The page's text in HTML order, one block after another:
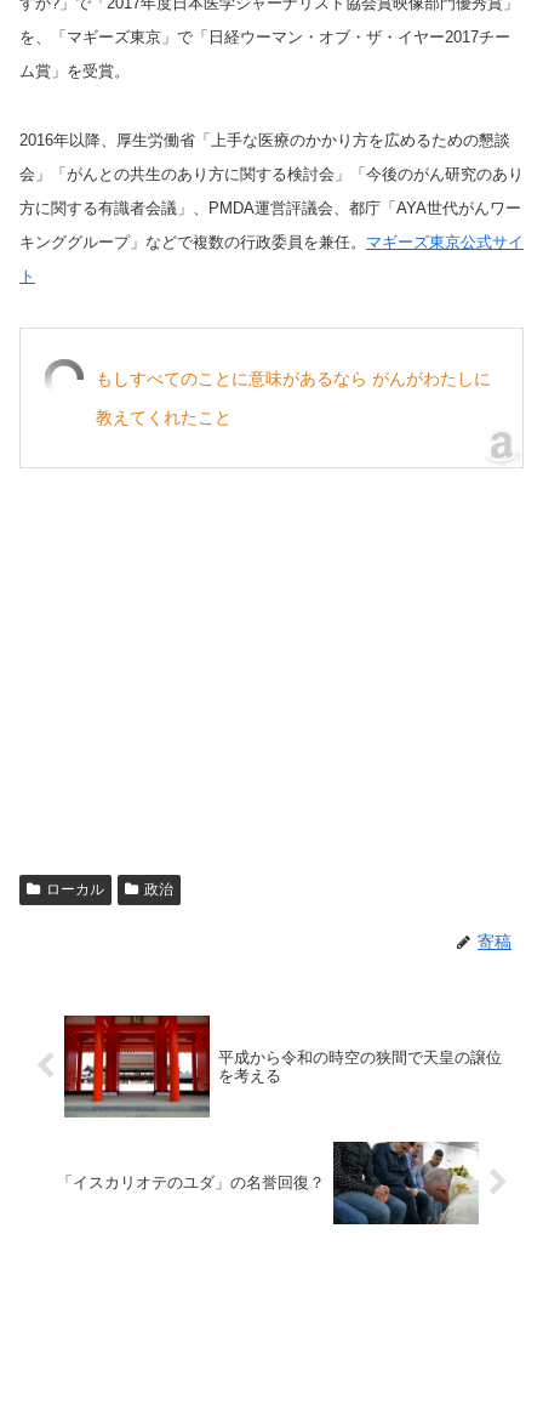
を、「マギーズ東京」で「日経ウーマン・オブ・ザ・イヤー2017チー
ム賞」を受賞。
2016年以降、厚生労働省「上手な医療のかかり方を広めるための懇談
会」「がんとの共生のあり方に関する検討会」「今後のがん研究のあり
方に関する有識者会議」、PMDA運営評議会、都庁「AYA世代がんワー
キンググループ」などで複数の行政委員を兼任。 マギーズ東京公式サイ
ト
もしすべてのことに意味があるなら がんがわたしに
教えてくれたこと
ローカル 政治
寄稿
平成から令和の時空の狭間で天皇の譲位
を考える
「イスカリオテのユダ」の名誉回復？